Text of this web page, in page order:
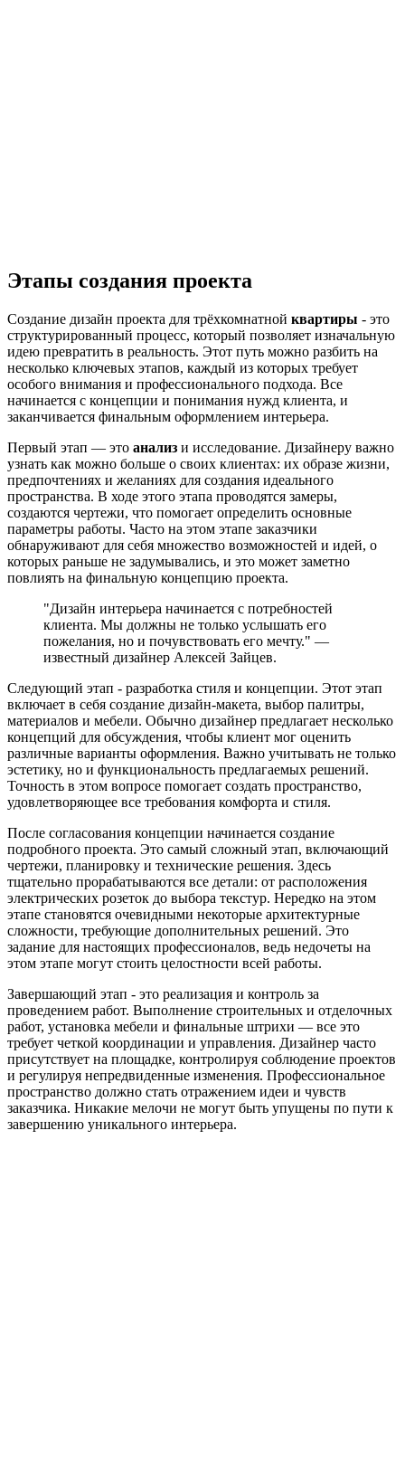
Этапы создания проекта
Создание дизайн проекта для трёхкомнатной квартиры - это
структурированный процесс, который позволяет изначальную
идею превратить в реальность. Этот путь можно разбить на
несколько ключевых этапов, каждый из которых требует
особого внимания и профессионального подхода. Все
начинается с концепции и понимания нужд клиента, и
заканчивается финальным оформлением интерьера.
Первый этап — это анализ и исследование. Дизайнеру важно
узнать как можно больше о своих клиентах: их образе жизни,
предпочтениях и желаниях для создания идеального
пространства. В ходе этого этапа проводятся замеры,
создаются чертежи, что помогает определить основные
параметры работы. Часто на этом этапе заказчики
обнаруживают для себя множество возможностей и идей, о
которых раньше не задумывались, и это может заметно
повлиять на финальную концепцию проекта.
"Дизайн интерьера начинается с потребностей
клиента. Мы должны не только услышать его
пожелания, но и почувствовать его мечту." —
известный дизайнер Алексей Зайцев.
Следующий этап - разработка стиля и концепции. Этот этап
включает в себя создание дизайн-макета, выбор палитры,
материалов и мебели. Обычно дизайнер предлагает несколько
концепций для обсуждения, чтобы клиент мог оценить
различные варианты оформления. Важно учитывать не только
эстетику, но и функциональность предлагаемых решений.
Точность в этом вопросе помогает создать пространство,
удовлетворяющее все требования комфорта и стиля.
После согласования концепции начинается создание
подробного проекта. Это самый сложный этап, включающий
чертежи, планировку и технические решения. Здесь
тщательно прорабатываются все детали: от расположения
электрических розеток до выбора текстур. Нередко на этом
этапе становятся очевидными некоторые архитектурные
сложности, требующие дополнительных решений. Это
задание для настоящих профессионалов, ведь недочеты на
этом этапе могут стоить целостности всей работы.
Завершающий этап - это реализация и контроль за
проведением работ. Выполнение строительных и отделочных
работ, установка мебели и финальные штрихи — все это
требует четкой координации и управления. Дизайнер часто
присутствует на площадке, контролируя соблюдение проектов
и регулируя непредвиденные изменения. Профессиональное
пространство должно стать отражением идеи и чувств
заказчика. Никакие мелочи не могут быть упущены по пути к
завершению уникального интерьера.